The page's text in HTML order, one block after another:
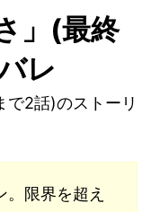
」(最終
レ
2話)のストーリ
限界を超え